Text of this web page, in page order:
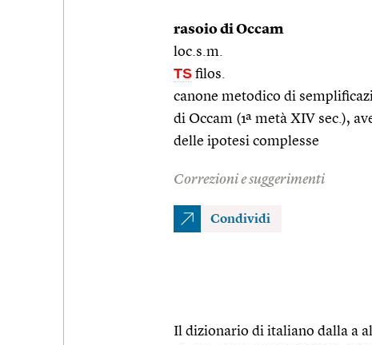
rasoio di Occam
loc.s.m.
TS filos.
canone metodico di
di Occam (1ª metà XIV sec.),
delle ipotesi complesse
Correzioni e suggerimenti
Condividi
Il dizionario di italiano dalla a